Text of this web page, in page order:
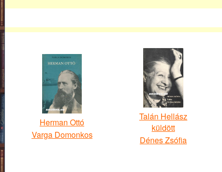
Herman Ottó
Varga Domonkos
Talán Hellász
küldött
Dénes Zsófia